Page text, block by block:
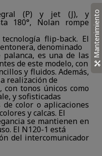
(P) y jet (J), y
180°, Nolan rompe
flip-back. El
denominado
palanca, es una de las
de este modelo, con
y fluidos. Además,
realización de
tonos únicos como
y sofisticadas
color o aplicaciones
y calcas. El
se mantienen en
El N120-1 está
del intercomunicador
Mantenimiento